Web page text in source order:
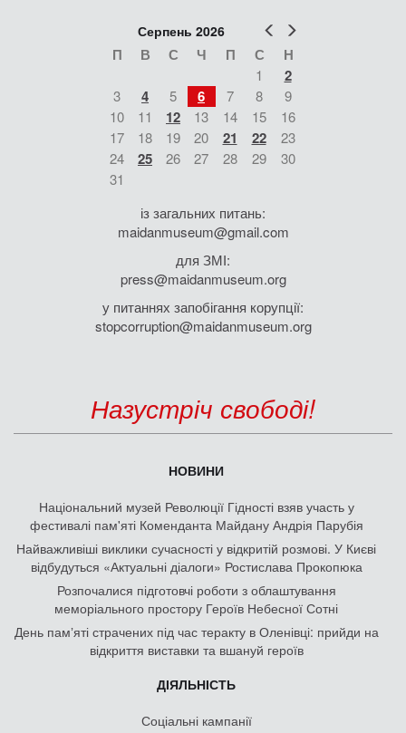
Попер
Серпень 2026
П В С Ч П С Н
1 2
3 4 5 6 7 8
9
10
11 12 13 14 15
16
17
18 19 20 21 22
23
24
25 26 27 28 29
30
31
із загальних питань:
maidanmuseum@gmail.com
для ЗМІ:
press@maidanmuseum.org
у питаннях запобігання корупції:
stopcorruption@maidanmuseum.org
Назустріч свободі!
НОВИНИ
Національний музей Революції Гідності взяв участь у
фестивалі пам'яті Коменданта Майдану Андрія Парубія
Найважливіші виклики сучасності у відкритій розмові. У Києві
відбудуться «Актуальні діалоги» Ростислава Прокопюка
Розпочалися підготовчі роботи з облаштування
меморіального простору Героїв Небесної Сотні
День памʼяті страчених під час теракту в Оленівці: прийди на
відкриття виставки та вшануй героїв
ДІЯЛЬНІСТЬ
Соціальні кампанії